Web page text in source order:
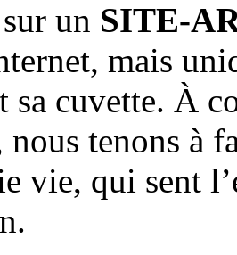
un SITE-
mais
sa cuvette. À
nous tenons à
vie, qui sent